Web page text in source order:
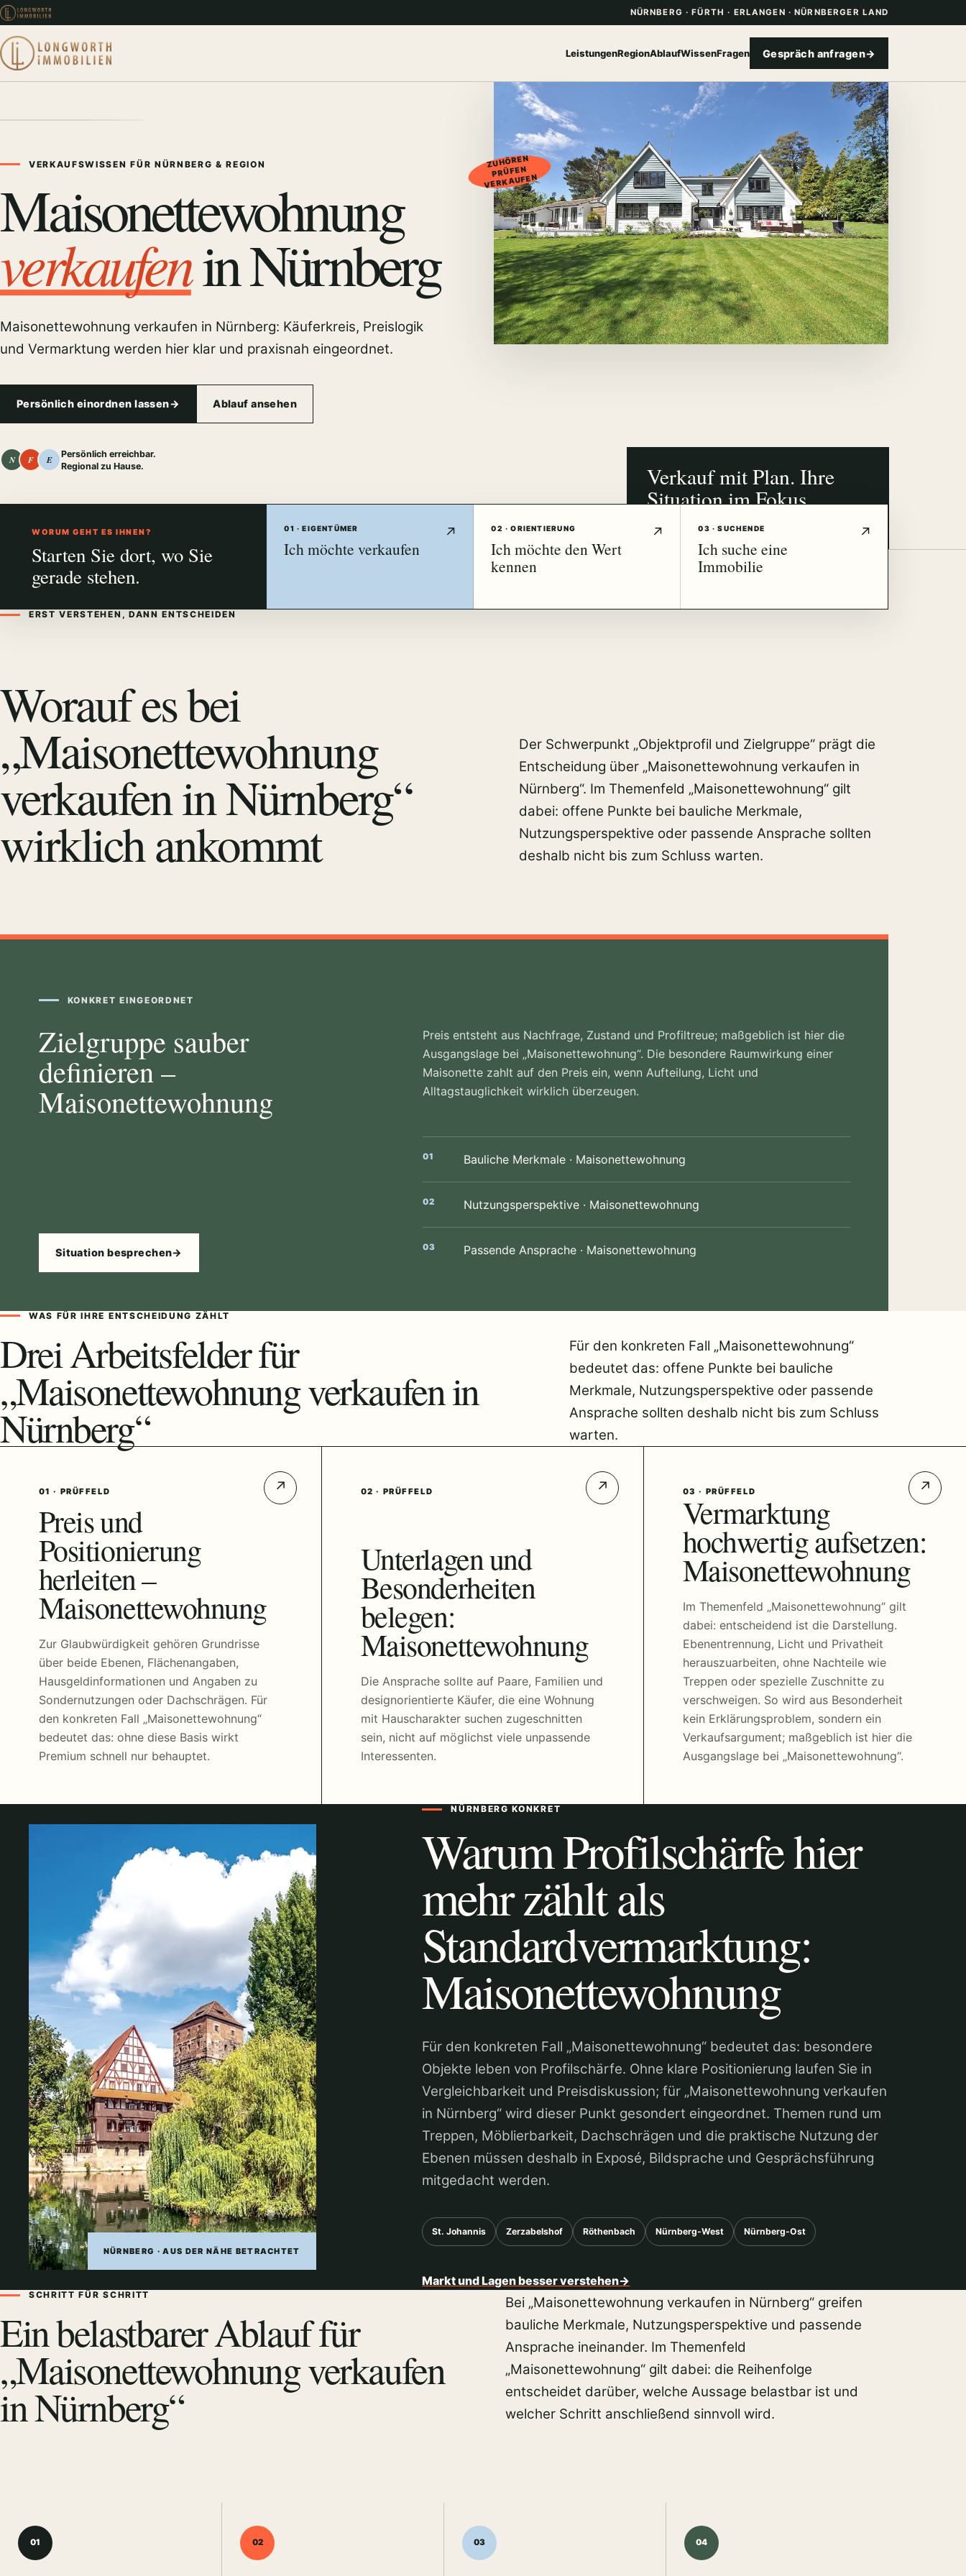
NÜRNBERG · FÜRTH · ERLANGEN · NÜRNBERGER LAND
LeistungenRegionAblaufWissenFragen Gespräch anfragen→
VERKAUFSWISSEN FÜR NÜRNBERG & REGION
Maisonettewohnung
verkaufenin Nürnberg
Maisonettewohnung verkaufen in Nürnberg: Käuferkreis, Preislogik
und Vermarktung werden hier klar und praxisnah eingeordnet.
Persönlich einordnen lassen→ Ablauf ansehen
N F E
Persönlich erreichbar.
Regional zu Hause.
01
ZUHÖREN
PRÜFEN
VERKAUFEN
Verkauf mit Plan. Ihre
Situation im Fokus.
NÜRNBERG · FÜRTH · ERLANGEN
WORUM GEHT ES IHNEN?
Starten Sie dort, wo Sie
gerade stehen.
01 · EIGENTÜMER
Ich möchte verkaufen
02 · ORIENTIERUNG
Ich möchte den Wert
kennen
03 · SUCHENDE
Ich suche eine
Immobilie
ERST VERSTEHEN, DANN ENTSCHEIDEN
Worauf es bei
„Maisonettewohnung
verkaufen in Nürnberg“
wirklich ankommt
Der Schwerpunkt „Objektprofil und Zielgruppe“ prägt die
Entscheidung über „Maisonettewohnung verkaufen in
Nürnberg“. Im Themenfeld „Maisonettewohnung“ gilt
dabei: offene Punkte bei bauliche Merkmale,
Nutzungsperspektive oder passende Ansprache sollten
deshalb nicht bis zum Schluss warten.
KONKRET EINGEORDNET
Zielgruppe sauber
definieren –
Maisonettewohnung
Preis entsteht aus Nachfrage, Zustand und Profiltreue; maßgeblich ist hier die
Ausgangslage bei „Maisonettewohnung“. Die besondere Raumwirkung einer
Maisonette zahlt auf den Preis ein, wenn Aufteilung, Licht und
Alltagstauglichkeit wirklich überzeugen.
Bauliche Merkmale · Maisonettewohnung
Nutzungsperspektive · Maisonettewohnung
Passende Ansprache · Maisonettewohnung
Situation besprechen→
WAS FÜR IHRE ENTSCHEIDUNG ZÄHLT
Drei Arbeitsfelder für
„Maisonettewohnung verkaufen in
Nürnberg“
Für den konkreten Fall „Maisonettewohnung“
bedeutet das: offene Punkte bei bauliche
Merkmale, Nutzungsperspektive oder passende
Ansprache sollten deshalb nicht bis zum Schluss
warten.
01 · PRÜFFELD ↗
Preis und
Positionierung
herleiten –
Maisonettewohnung
Zur Glaubwürdigkeit gehören Grundrisse
über beide Ebenen, Flächenangaben,
Hausgeldinformationen und Angaben zu
Sondernutzungen oder Dachschrägen. Für
den konkreten Fall „Maisonettewohnung“
bedeutet das: ohne diese Basis wirkt
Premium schnell nur behauptet.
02 · PRÜFFELD ↗
Unterlagen und
Besonderheiten
belegen:
Maisonettewohnung
Die Ansprache sollte auf Paare, Familien und
designorientierte Käufer, die eine Wohnung
mit Hauscharakter suchen zugeschnitten
sein, nicht auf möglichst viele unpassende
Interessenten.
03 · PRÜFFELD ↗
Vermarktung
hochwertig aufsetzen:
Maisonettewohnung
Im Themenfeld „Maisonettewohnung“ gilt
dabei: entscheidend ist die Darstellung.
Ebenentrennung, Licht und Privatheit
herauszuarbeiten, ohne Nachteile wie
Treppen oder spezielle Zuschnitte zu
verschweigen. So wird aus Besonderheit
kein Erklärungsproblem, sondern ein
Verkaufsargument; maßgeblich ist hier die
Ausgangslage bei „Maisonettewohnung“.
NÜRNBERG · AUS DER NÄHE BETRACHTET
NÜRNBERG KONKRET
Warum Profilschärfe hier
mehr zählt als
Standardvermarktung:
Maisonettewohnung
Für den konkreten Fall „Maisonettewohnung“ bedeutet das: besondere
Objekte leben von Profilschärfe. Ohne klare Positionierung laufen Sie in
Vergleichbarkeit und Preisdiskussion; für „Maisonettewohnung verkaufen
in Nürnberg“ wird dieser Punkt gesondert eingeordnet. Themen rund um
Treppen, Möblierbarkeit, Dachschrägen und die praktische Nutzung der
Ebenen müssen deshalb in Exposé, Bildsprache und Gesprächsführung
mitgedacht werden.
St. Johannis Zerzabelshof Röthenbach Nürnberg-West Nürnberg-Ost
Markt und Lagen besser verstehen→
SCHRITT FÜR SCHRITT
Ein belastbarer Ablauf für
„Maisonettewohnung verkaufen
in Nürnberg“
Bei „Maisonettewohnung verkaufen in Nürnberg“ greifen
bauliche Merkmale, Nutzungsperspektive und passende
Ansprache ineinander. Im Themenfeld
„Maisonettewohnung“ gilt dabei: die Reihenfolge
entscheidet darüber, welche Aussage belastbar ist und
welcher Schritt anschließend sinnvoll wird.
01 02 03 04